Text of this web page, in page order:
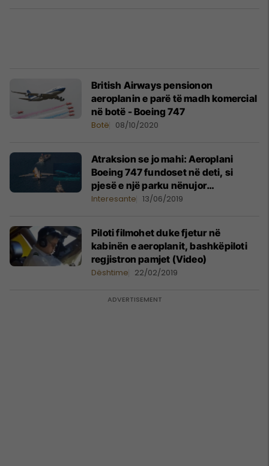
British Airways pensionon
aeroplanin e parë të madh komercial
në botë - Boeing 747
Botë 08/10/2020
Atraksion se jo mahi: Aeroplani
Boeing 747 fundoset në deti, si
pjesë e një parku nënujor
(Foto/Video)
Interesante 13/06/2019
Piloti filmohet duke fjetur në
kabinën e aeroplanit, bashkëpiloti
regjistron pamjet (Video)
Dështime 22/02/2019